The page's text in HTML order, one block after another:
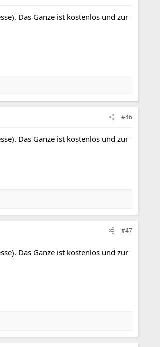
Das Ganze ist kostenlos und zur
#46
Das Ganze ist kostenlos und zur
#47
Das Ganze ist kostenlos und zur